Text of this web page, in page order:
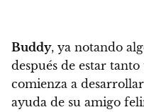
Buddy, ya notando
después de estar
comienza a
ayuda de su amigo